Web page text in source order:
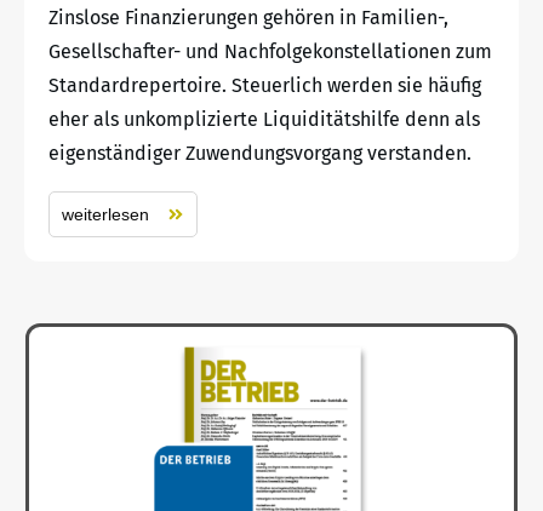
Zinslose Finanzierungen gehören in Familien-,
Gesellschafter- und Nachfolgekonstellationen zum
Standardrepertoire. Steuerlich werden sie häufig
eher als unkomplizierte Liquiditätshilfe denn als
eigenständiger Zuwendungsvorgang verstanden.
weiterlesen